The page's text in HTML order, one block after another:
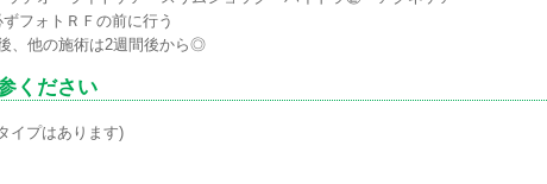
フォトＲＦの前に行う
、他の施術は2週間後から◎
ください
イプはあります)